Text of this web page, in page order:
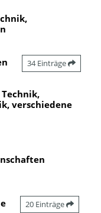
34 Einträge
verschiedene
20 Einträge